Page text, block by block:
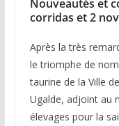
Nouveautés et
corridas et 2
Après la très
le triomphe de
taurine de la Ville
Ugalde, adjoint au
élevages pour la